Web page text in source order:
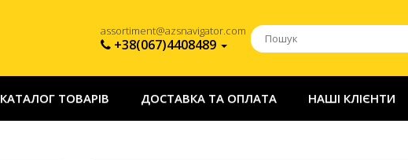
assortiment@azsnavigator.com
+38(067)4408489
КАТАЛОГ ТОВАРІВ ДОСТАВКА ТА ОПЛАТА НАШІ КЛІЄНТИ